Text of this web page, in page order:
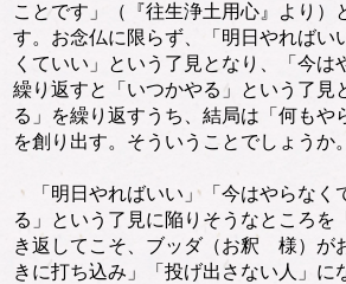
ことです」（『往生浄土用心』より）
す。お念仏に限らず、「明日やればい
くていい」という了見となり、「今は
繰り返すと「いつかやる」という了見
る」を繰り返すうち、結局は「何もや
を創り出す。そういうことでしょうか。
「明日やればいい」「今はやらなく
る」という了見に陥りそうなところを
き返してこそ、ブッダ（お釈 様）が
きに打ち込み」「投げ出さない人」に